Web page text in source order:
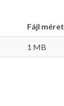
Fájl méret
1 MB